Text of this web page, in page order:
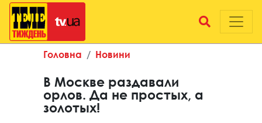
Головна Новини
В Москве раздавали
орлов. Да не простых, а
золотых!